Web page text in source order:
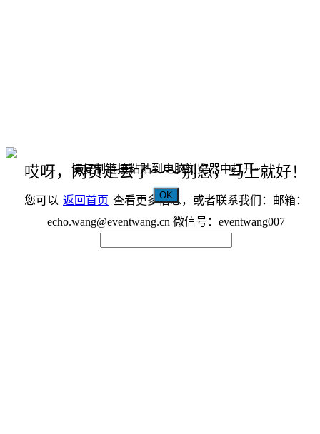
哎呀，网页走丢了～～别急，马上就好！
您可以 返回首页 查看更多信息，或者联系我们：邮箱：
echo.wang@eventwang.cn 微信号：eventwang007
请复制链接粘贴到电脑浏览器中打开~
OK